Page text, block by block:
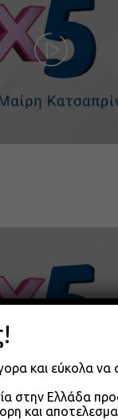
και εύκολα να
στην Ελλάδα
και